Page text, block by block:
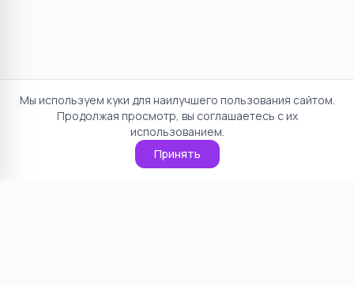
Мы используем куки для наилучшего пользования сайтом.
Продолжая просмотр, вы соглашаетесь с их
использованием.
Принять